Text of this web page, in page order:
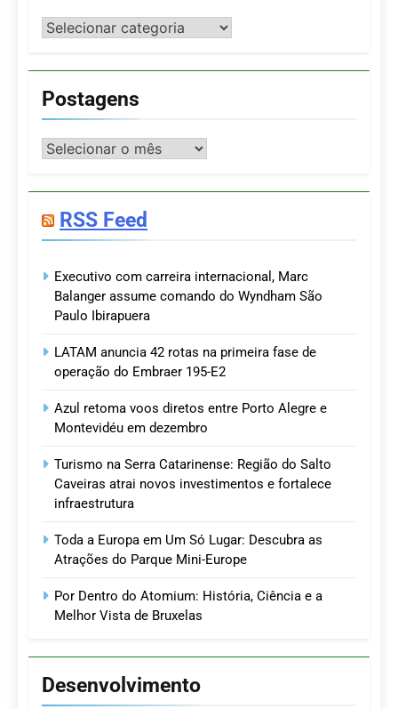
Categorias
Postagens
Postagens
RSS Feed
Executivo com carreira internacional, Marc
Balanger assume comando do Wyndham São
Paulo Ibirapuera
LATAM anuncia 42 rotas na primeira fase de
operação do Embraer 195-E2
Azul retoma voos diretos entre Porto Alegre e
Montevidéu em dezembro
Turismo na Serra Catarinense: Região do Salto
Caveiras atrai novos investimentos e fortalece
infraestrutura
Toda a Europa em Um Só Lugar: Descubra as
Atrações do Parque Mini-Europe
Por Dentro do Atomium: História, Ciência e a
Melhor Vista de Bruxelas
Desenvolvimento